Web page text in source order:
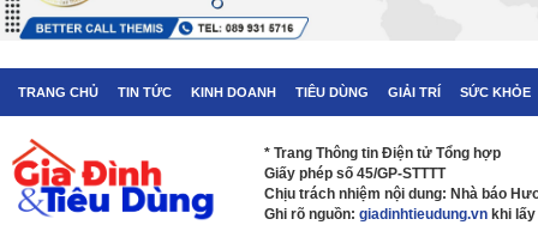
TRANG CHỦ TIN TỨC KINH DOANH TIÊU DÙNG GIẢI TRÍ SỨC KHỎE
* Trang Thông tin Điện tử Tổng hợp
Giấy phép số 45/GP-STTTT
Chịu trách nhiệm nội dung: Nhà báo
Ghi rõ nguồn: giadinhtieudung.vn khi